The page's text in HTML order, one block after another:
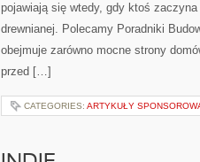
pojawiają się wtedy, gdy ktoś
drewnianej. Polecamy Poradniki
obejmuje zarówno mocne strony
przed […]
CATEGORIES: ARTYKUŁY